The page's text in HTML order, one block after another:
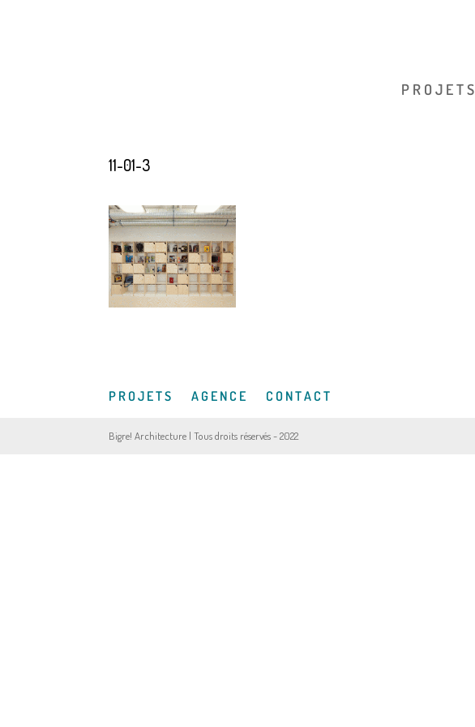
P R O J E T S
11-01-3
P R O J E T S A G E N C E C O N T A C T
Bigre! Architecture | Tous droits réservés - 2022